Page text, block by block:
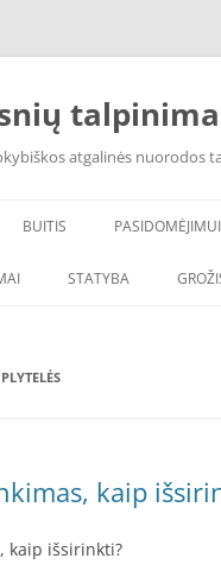
atgalinės nuorodos
BUITIS
ĮRANGA
PASIDOMĖJIMUI
STATYBA
kaip
kaip išsirinkti?